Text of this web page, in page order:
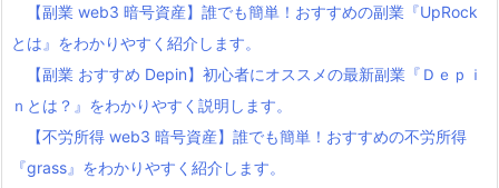
【副業 web3 暗号資産】誰でも簡単！おすすめの副業『UpRock
とは』をわかりやすく紹介します。
【副業 おすすめ Depin】初心者にオススメの最新副業『Ｄｅｐｉ
ｎとは？』をわかりやすく説明します。
【不労所得 web3 暗号資産】誰でも簡単！おすすめの不労所得
『grass』をわかりやすく紹介します。